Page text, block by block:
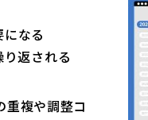
なる
返される
重複や調整コ